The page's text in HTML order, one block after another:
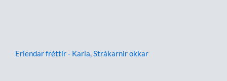
Erlendar fréttir - Karla,Strákarnir okkar